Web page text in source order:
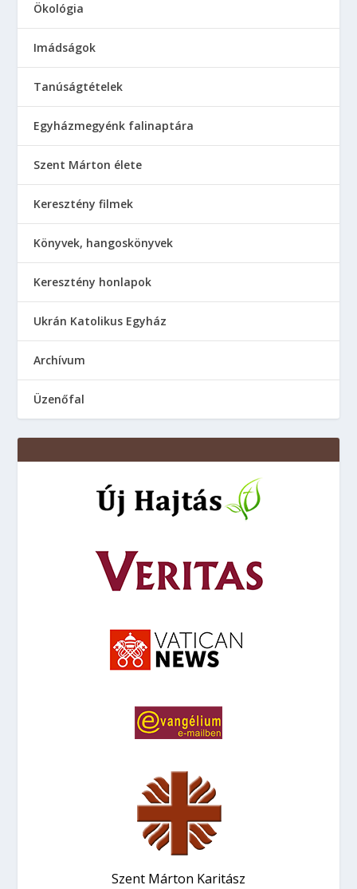
Ökológia
Imádságok
Tanúságtételek
Egyházmegyénk falinaptára
Szent Márton élete
Keresztény filmek
Könyvek, hangoskönyvek
Keresztény honlapok
Ukrán Katolikus Egyház
Аrchívum
Üzenőfal
Szent Márton Karitász